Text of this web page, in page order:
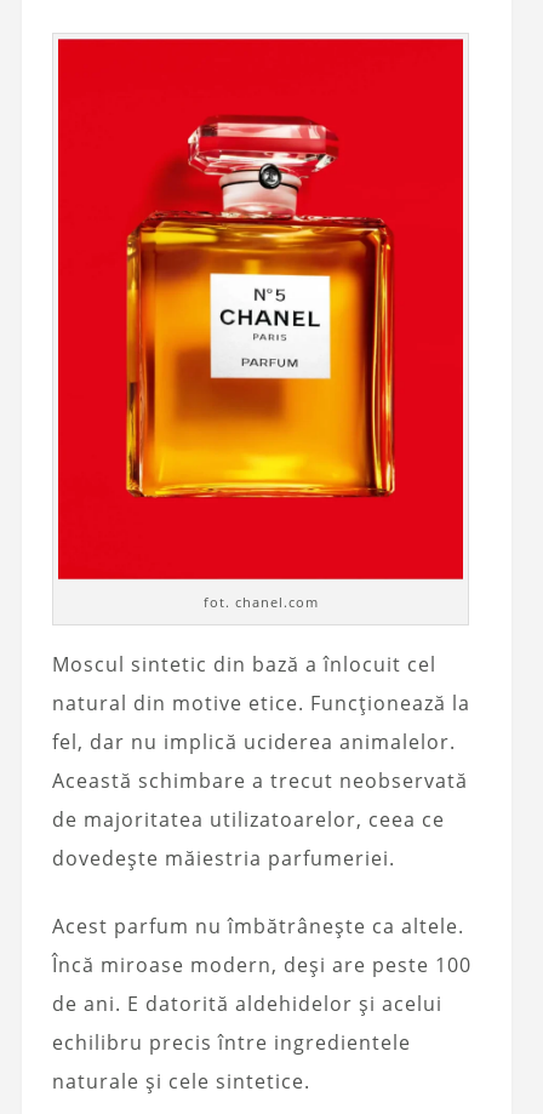
fot. chanel.com
Moscul sintetic din bază a înlocuit cel
natural din motive etice. Funcționează la
fel, dar nu implică uciderea animalelor.
Această schimbare a trecut neobservată
de majoritatea utilizatoarelor, ceea ce
dovedește măiestria parfumeriei.
Acest parfum nu îmbătrânește ca altele.
Încă miroase modern, deși are peste 100
de ani. E datorită aldehidelor și acelui
echilibru precis între ingredientele
naturale și cele sintetice.